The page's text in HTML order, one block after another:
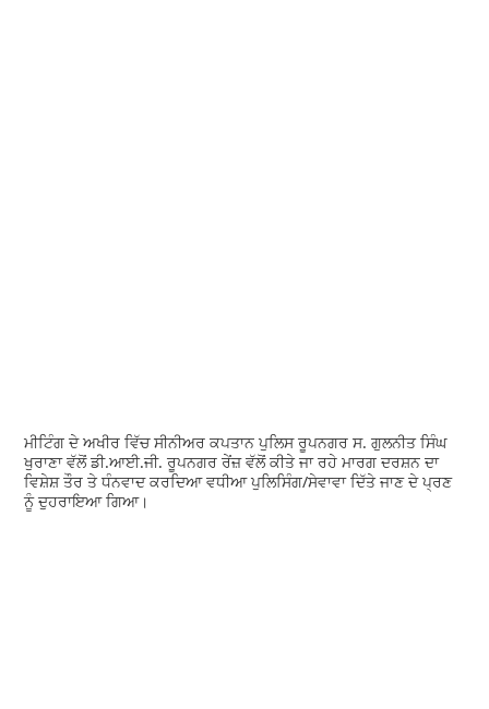
ਮੀਟਿੰਗ ਦੇ ਅਖੀਰ ਵਿੱਚ ਸੀਨੀਅਰ ਕਪਤਾਨ ਪੁਲਿਸ ਰੂਪਨਗਰ ਸ. ਗੁਲਨੀਤ ਸਿੰਘ
ਖੁਰਾਣਾ ਵੱਲੋਂ ਡੀ.ਆਈ.ਜੀ. ਰੂਪਨਗਰ ਰੇਂਜ਼ ਵੱਲੋਂ ਕੀਤੇ ਜਾ ਰਹੇ ਮਾਰਗ ਦਰਸ਼ਨ ਦਾ
ਵਿਸ਼ੇਸ਼ ਤੌਰ ਤੇ ਧੰਨਵਾਦ ਕਰਦਿਆ ਵਧੀਆ ਪੁਲਿਸਿੰਗ/ਸੇਵਾਵਾ ਦਿੱਤੇ ਜਾਣ ਦੇ ਪ੍ਰਣ
ਨੂੰ ਦੁਹਰਾਇਆ ਗਿਆ।